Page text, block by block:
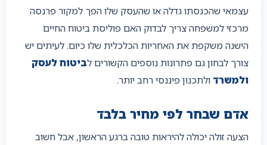
עצמאי שהכנסתו גדלה או שהעסק שלו הפך למקור פרנסה
מרכזי למשפחה צריך לבדוק האם פוליסת ביטוח החיים
הישנה משקפת את האחריות הכלכלית שלו כיום. לעיתים יש
צורך לבחון גם פתרונות נוספים הקשורים לביטוח לעסק
ולמשרד ולתכנון פיננסי רחב יותר.
אדם שבחר לפי מחיר בלבד
הצעה זולה יכולה להיראות טובה ברגע הראשון, אבל חשוב